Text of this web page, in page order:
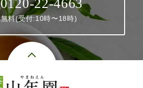
0120-22-4663
料(受付:10時〜18時)